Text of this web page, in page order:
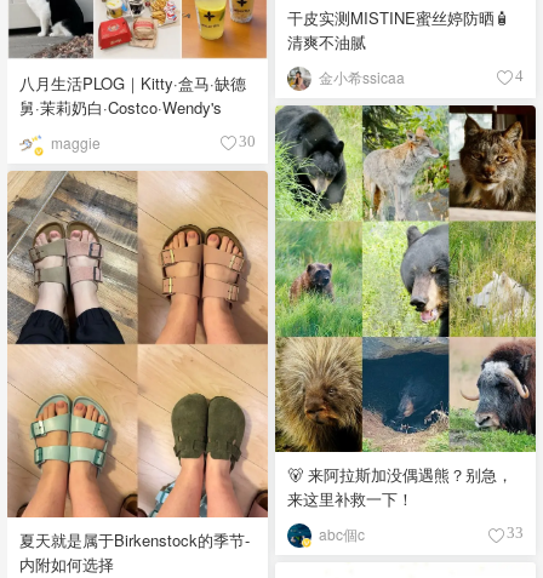
干皮实测MISTINE蜜丝婷防晒🧴
清爽不油腻
金小希ssicaa 4
八月生活PLOG｜Kitty·盒马·缺德
舅·茉莉奶白·Costco·Wendy's
maggie 30
🐻 来阿拉斯加没偶遇熊？别急，
来这里补救一下！
abc個c 33
夏天就是属于Birkenstock的季节-
内附如何选择